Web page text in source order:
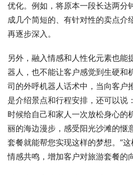
优化。例如，将原本一段长达两分
成几个简短的、有针对性的卖点介
再逐步深入。
另外，融入情感和人性化元素也能
器人，也不能让客户感觉到生硬和
司的外呼机器人话术中，当向客户
是介绍景点和行程安排，还可以说
时候给自己和家人一次放松身心的
丽的海边漫步，感受阳光沙滩的惬
套餐就能帮您实现这样的梦想。”
情感共鸣，增加客户对旅游套餐的